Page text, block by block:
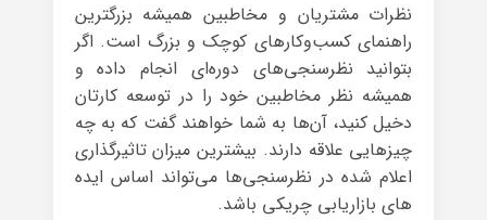
نظرات مشتریان و مخاطبین همیشه بزرگترین
راهنمای کسب‌وکارهای کوچک و بزرگ است. اگر
بتوانید نظرسنجی‌های دوره‌ای انجام داده و
همیشه نظر مخاطبین خود را در توسعه کارتان
دخیل کنید، آن‌ها به شما خواهند گفت که به چه
چیزهایی علاقه دارند. بیشترین میزان تاثیرگذاری
اعلام شده در نظرسنجی‌ها می‌تواند اساس ایده‌
های بازاریابی چریکی باشد.